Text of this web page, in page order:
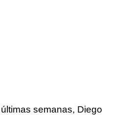
semanas, Diego